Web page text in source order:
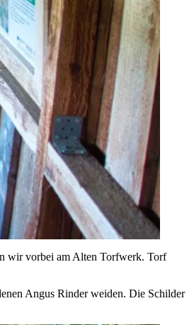
wir vorbei am Alten Torfwerk. Torf
Angus Rinder weiden. Die Schilder